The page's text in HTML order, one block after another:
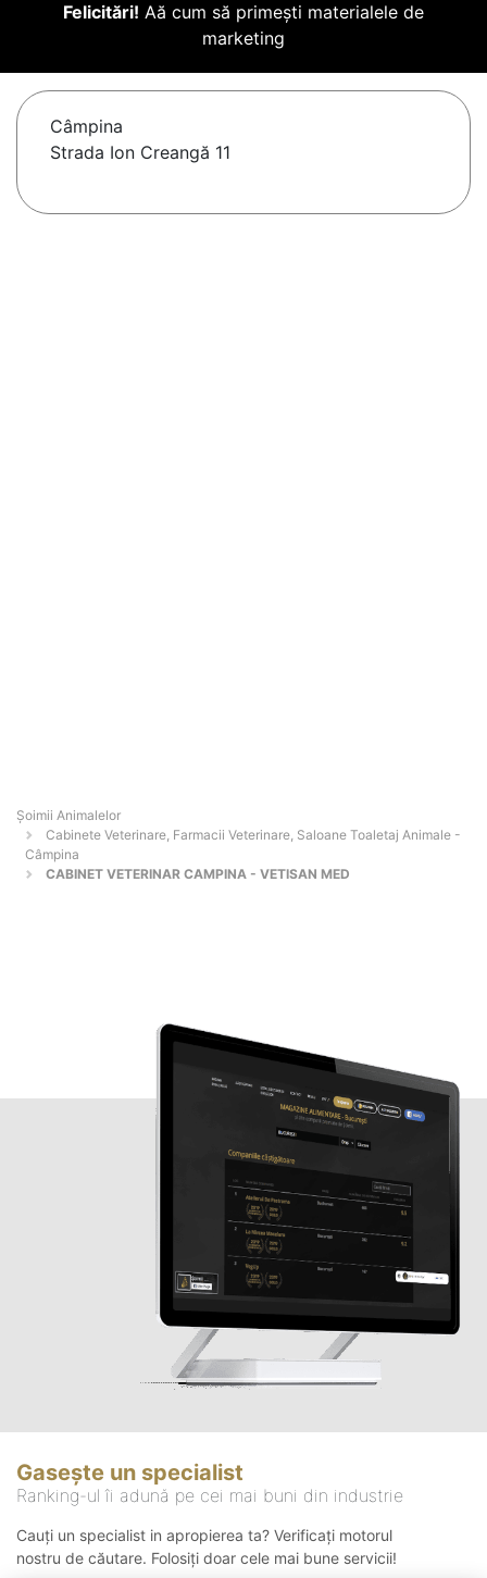
Felicitări! Aă cum să primești materialele de
marketing
Câmpina
Strada Ion Creangă 11
Şoimii Animalelor
Cabinete Veterinare, Farmacii Veterinare, Saloane Toaletaj Animale -
Câmpina
CABINET VETERINAR CAMPINA - VETISAN MED
Gasește un specialist
Ranking-ul îi adună pe cei mai buni din industrie
Cauți un specialist in apropierea ta? Verificați motorul
nostru de căutare. Folosiți doar cele mai bune servicii!